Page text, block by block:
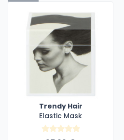
Trendy Hair
Elastic Mask